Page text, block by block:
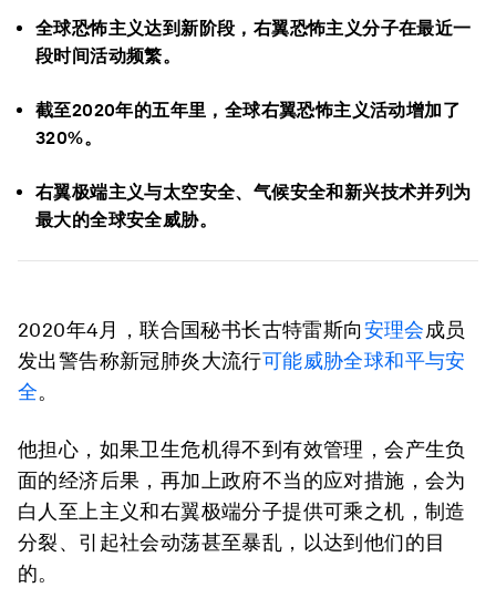
全球恐怖主义达到新阶段，右翼恐怖主义分子在最近一
段时间活动频繁。
截至2020年的五年里，全球右翼恐怖主义活动增加了
320%。
右翼极端主义与太空安全、气候安全和新兴技术并列为
最大的全球安全威胁。
2020年4月，联合国秘书长古特雷斯向安理会成员
发出警告称新冠肺炎大流行可能威胁全球和平与安
全。
他担心，如果卫生危机得不到有效管理，会产生负
面的经济后果，再加上政府不当的应对措施，会为
白人至上主义和右翼极端分子提供可乘之机，制造
分裂、引起社会动荡甚至暴乱，以达到他们的目
的。